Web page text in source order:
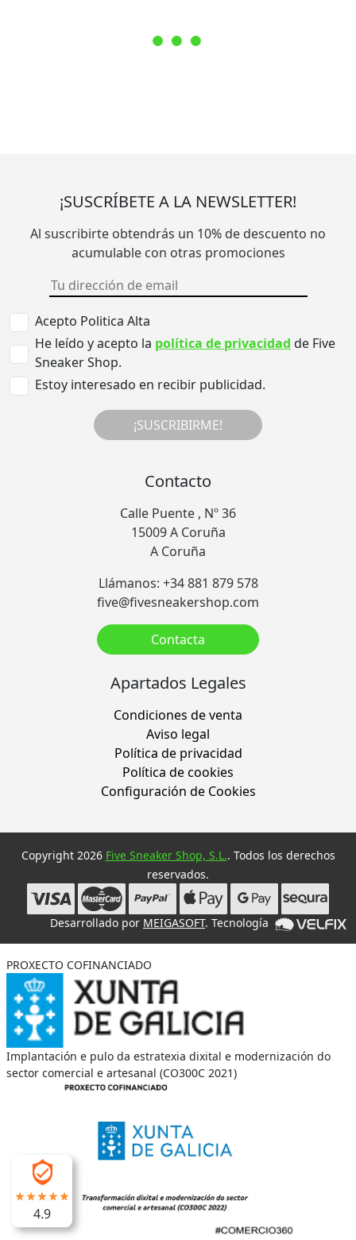
¡SUSCRÍBETE A LA NEWSLETTER!
Al suscribirte obtendrás un 10% de descuento no
acumulable con otras promociones
Acepto Politica Alta
He leído y acepto la política de privacidad de Five
Sneaker Shop.
Estoy interesado en recibir publicidad.
¡SUSCRIBIRME!
Contacto
Calle Puente , Nº 36
15009 A Coruña
A Coruña
Llámanos: +34 881 879 578
five@fivesneakershop.com
Contacta
Apartados Legales
Condiciones de venta
Aviso legal
Política de privacidad
Política de cookies
Configuración de Cookies
Copyright 2026 Five Sneaker Shop, S.L.. Todos los derechos
reservados.
Desarrollado por MEIGASOFT. Tecnología
PROXECTO COFINANCIADO
Implantación e pulo da estratexia dixital e modernización do
sector comercial e artesanal (CO300C 2021)
4.9